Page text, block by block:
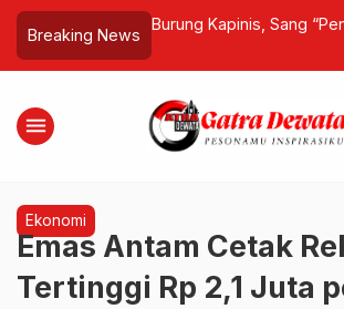
Breaking News
“Penguasa
Terbang 10 Bulan
Tanah
Cinta Berdarah di
WhatsApp Berujung Maut
menu
Ekonomi
Emas Antam Cetak
Tertinggi Rp 2,1 Juta